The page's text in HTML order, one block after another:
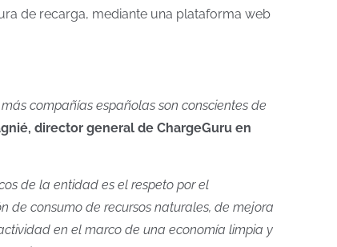
de recarga, mediante una plataforma web
compañías españolas son conscientes de
director general de ChargeGuru en
de la entidad es el respeto por el
de consumo de recursos naturales, de mejora
en el marco de una economía limpia y